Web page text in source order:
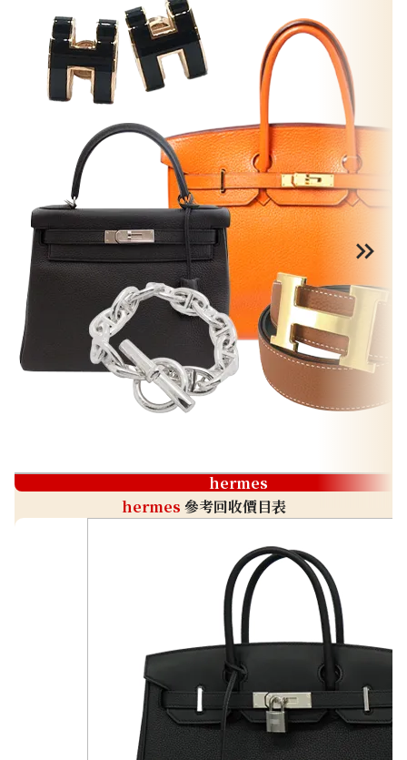
hermes
hermes 參考回收價目表